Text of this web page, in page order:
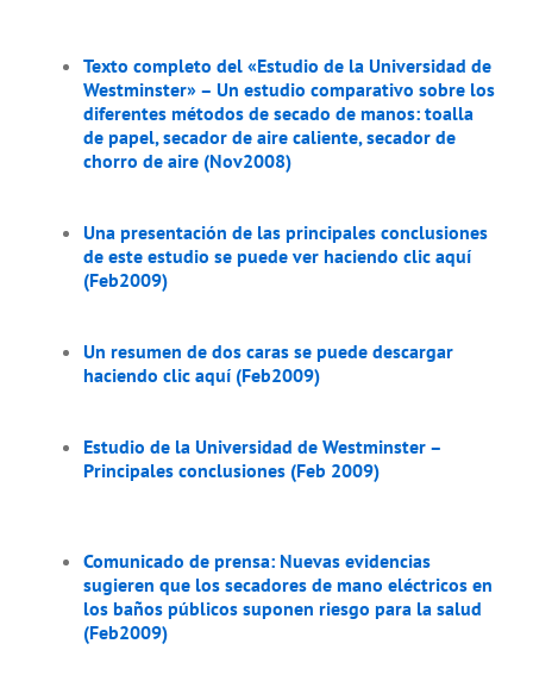
Texto completo del «Estudio de la Universidad de
Westminster» – Un estudio comparativo sobre los
diferentes métodos de secado de manos: toalla
de papel, secador de aire caliente, secador de
chorro de aire (Nov2008)
Una presentación de las principales conclusiones
de este estudio se puede ver haciendo clic aquí
(Feb2009)
Un resumen de dos caras se puede descargar
haciendo clic aquí (Feb2009)
Estudio de la Universidad de Westminster –
Principales conclusiones (Feb 2009)
Comunicado de prensa: Nuevas evidencias
sugieren que los secadores de mano eléctricos en
los baños públicos suponen riesgo para la salud
(Feb2009)